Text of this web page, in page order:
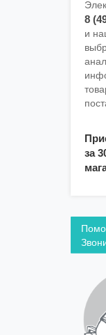
8
и
за